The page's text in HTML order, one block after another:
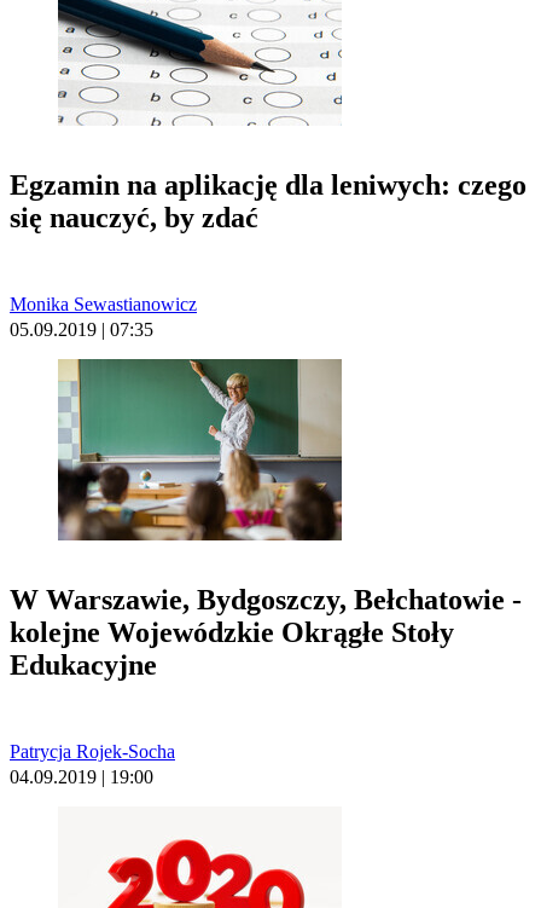
Egzamin na aplikację dla leniwych: czego
się nauczyć, by zdać
Monika Sewastianowicz
05.09.2019 | 07:35
W Warszawie, Bydgoszczy, Bełchatowie -
kolejne Wojewódzkie Okrągłe Stoły
Edukacyjne
Patrycja Rojek-Socha
04.09.2019 | 19:00